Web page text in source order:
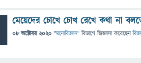
মেয়েদের চোখে চোখ রেখে কথা না
08 অক্টোবর 2020 "মনোবিজ্ঞান" বিভাগে জিজ্ঞাসাকরেছেন